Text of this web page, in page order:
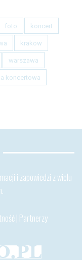
foto koncert
krakow
warszawa
koncertowa
i zapowiedzi z wielu
| Partnerzy